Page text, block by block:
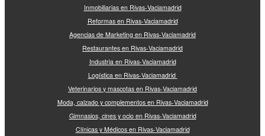
Inmobiliarias en Rivas-Vaciamadrid
Reformas en Rivas-Vaciamadrid
Agencias de Marketing en Rivas-Vaciamadrid
Restaurantes en Rivas-Vaciamadrid
Industria en Rivas-Vaciamadrid
Logística en Rivas-Vaciamadrid
Veterinarios y mascotas en Rivas-Vaciamadrid
Moda, calzado y complementos en Rivas-Vaciamadrid
Gimnasios, cines y ocio en Rivas-Vaciamadrid
Clínicas y Médicos en Rivas-Vaciamadrid